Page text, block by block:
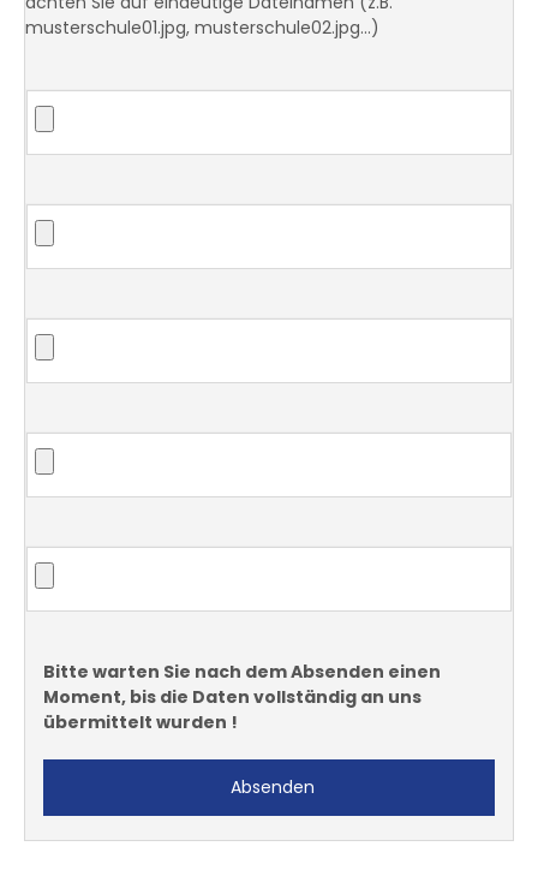
musterschule01.jpg, musterschule02.jpg...)
Bitte warten Sie nach dem Absenden einen
Moment, bis die Daten vollständig an uns
übermittelt wurden !
Absenden